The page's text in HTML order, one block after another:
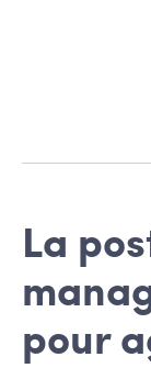
La
pour